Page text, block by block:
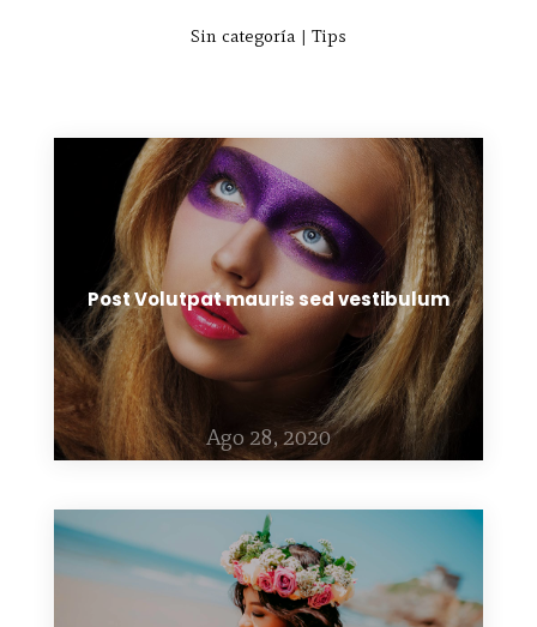
Sin categoría | Tips
Post Volutpat mauris sed vestibulum
Ago 28, 2020